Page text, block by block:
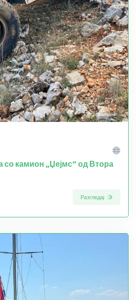
камион „Џејмс“ од Втора
Разгледај